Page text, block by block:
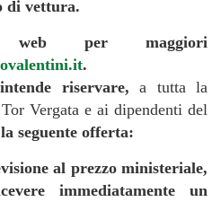
di vettura.
per maggiori
.
riservare,a tutta la
Vergata e ai dipendenti del
la seguente offerta:
al prezzo ministeriale,
immediatamente un